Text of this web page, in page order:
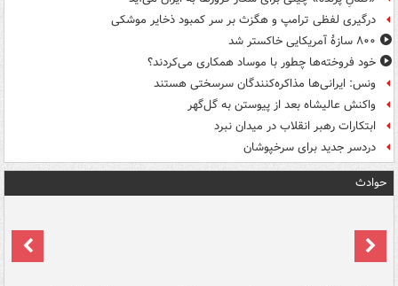
درگیری لفظی ترامپ و هگزث بر سر کمبود ذخایر موشکی
۸۰۰ سازۀ آمریکایی خاکستر شد
خود فروخته‌ها چطور با موساد همکاری می‌کردند؟
ونس: ایرانی‌ها مذاکره‌کنندگان سرسختی هستند
واکنش عالیشاه بعد از پیوستن به گل‌گهر
ابتکارات رهبر انقلاب در میدان نبرد
دردسر جدید برای سرخپوشان
حوادث